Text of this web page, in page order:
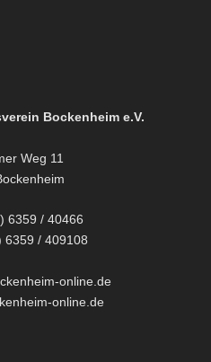
Bockenheim e.V.
Weg 11
6359 / 40466
6359 / 409108
online.de
online.de